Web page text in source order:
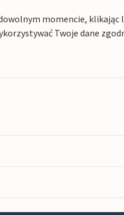
momencie,
Twoje dane